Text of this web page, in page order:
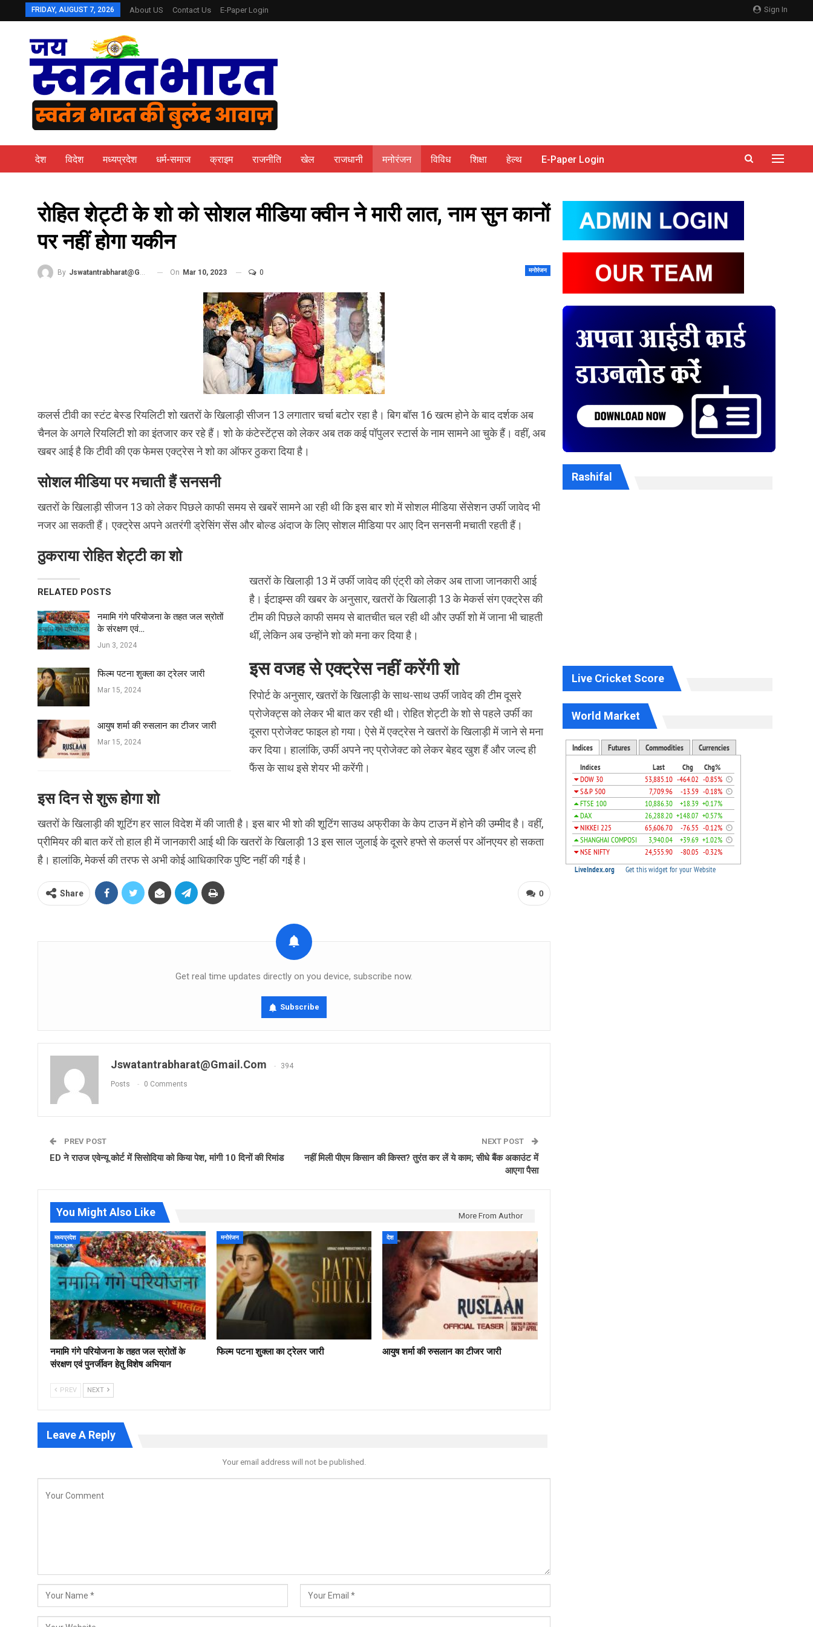
Sign In
FRIDAY, AUGUST 7, 2026 About US Contact Us E-Paper Login
देश विदेश मध्यप्रदेश धर्म-समाज क्राइम राजनीति खेल राजधानी मनोरंजन विविध शिक्षा हेल्थ E-Paper Login
रोहित शेट्टी के शो को सोशल मीडिया क्वीन ने मारी लात, नाम सुन कानों
पर नहीं होगा यकीन
मनोरंजन
By Jswatantrabharat@gmail.com On Mar 10, 2023 0
कलर्स टीवी का स्टंट बेस्ड रियलिटी शो खतरों के खिलाड़ी सीजन 13 लगातार चर्चा बटोर रहा है। बिग बॉस 16 खत्म होने के बाद दर्शक अब
चैनल के अगले रियलिटी शो का इंतजार कर रहे हैं। शो के कंटेस्टेंट्स को लेकर अब तक कई पॉपुलर स्टार्स के नाम सामने आ चुके हैं। वहीं, अब
खबर आई है कि टीवी की एक फेमस एक्ट्रेस ने शो का ऑफर ठुकरा दिया है।
सोशल मीडिया पर मचाती हैं सनसनी
खतरों के खिलाड़ी सीजन 13 को लेकर पिछले काफी समय से खबरें सामने आ रही थी कि इस बार शो में सोशल मीडिया सेंसेशन उर्फी जावेद भी
नजर आ सकती हैं। एक्ट्रेस अपने अतरंगी ड्रेसिंग सेंस और बोल्ड अंदाज के लिए सोशल मीडिया पर आए दिन सनसनी मचाती रहती हैं।
ठुकराया रोहित शेट्टी का शो
RELATED POSTS
नमामि गंगे परियोजना के तहत जल स्रोतों
के संरक्षण एवं…
Jun 3, 2024
फिल्‍म पटना शुक्ला का ट्रेलर जारी
Mar 15, 2024
आयुष शर्मा की रुसलान का टीजर जारी
Mar 15, 2024
खतरों के खिलाड़ी 13 में उर्फी जावेद की एंट्री को लेकर अब ताजा जानकारी आई
है। ईटाइम्स की खबर के अनुसार, खतरों के खिलाड़ी 13 के मेकर्स संग एक्ट्रेस की
टीम की पिछले काफी समय से बातचीत चल रही थी और उर्फी शो में जाना भी चाहती
थीं, लेकिन अब उन्होंने शो को मना कर दिया है।
इस वजह से एक्ट्रेस नहीं करेंगी शो
रिपोर्ट के अनुसार, खतरों के खिलाड़ी के साथ-साथ उर्फी जावेद की टीम दूसरे
प्रोजेक्ट्स को लेकर भी बात कर रही थी। रोहित शेट्टी के शो से पहले उर्फी का
दूसरा प्रोजेक्ट फाइल हो गया। ऐसे में एक्ट्रेस ने खतरों के खिलाड़ी में जाने से मना
कर दिया। हालांकि, उर्फी अपने नए प्रोजेक्ट को लेकर बेहद खुश हैं और जल्द ही
फैंस के साथ इसे शेयर भी करेंगी।
इस दिन से शुरू होगा शो
खतरों के खिलाड़ी की शूटिंग हर साल विदेश में की जाती है। इस बार भी शो की शूटिंग साउथ अफ्रीका के केप टाउन में होने की उम्मीद है। वहीं,
प्रीमियर की बात करें तो हाल ही में जानकारी आई थी कि खतरों के खिलाड़ी 13 इस साल जुलाई के दूसरे हफ्ते से कलर्स पर ऑनएयर हो सकता
है। हालांकि, मेकर्स की तरफ से अभी कोई आधिकारिक पुष्टि नहीं की गई है।
0
Share
Get real time updates directly on you device, subscribe now.
Subscribe
Jswatantrabharat@gmail.com 394
Posts 0 Comments
PREV POST
ED ने राउज एवेन्यू कोर्ट में सिसोदिया को किया पेश, मांगी 10 दिनों की रिमांड
NEXT POST
नहीं मिली पीएम किसान की किस्त? तुरंत कर लें ये काम; सीधे बैंक अकाउंट में
आएगा पैसा
You Might Also Like More From Author
मध्यप्रदेश
नमामि गंगे परियोजना के तहत जल स्रोतों के
संरक्षण एवं पुनर्जीवन हेतु विशेष अभियान
मनोरंजन
फिल्‍म पटना शुक्ला का ट्रेलर जारी
देश
आयुष शर्मा की रुसलान का टीजर जारी
PREV NEXT
Leave A Reply
Your email address will not be published.
Rashifal
Live Cricket Score
World Market